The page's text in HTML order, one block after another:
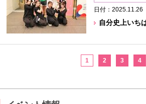
日付：2025.11.26
自分史上いち
1 2 3 4